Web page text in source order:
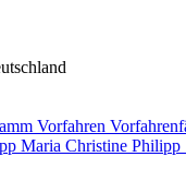
Vorfahren
Maria Christine Philipp